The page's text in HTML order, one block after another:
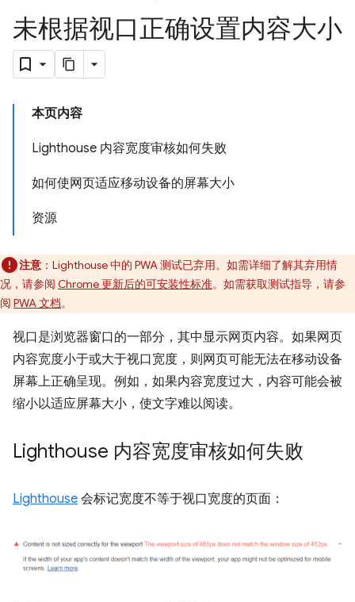
未根据视口正确设置内容大小
本页内容
Lighthouse 内容宽度审核如何失败
如何使网页适应移动设备的屏幕大小
资源
注意 ：Lighthouse 中的 PWA 测试已弃用。如需详细了解其弃用情
况，请参阅 Chrome 更新后的可安装性标准。如需获取测试指导，请参
阅 PWA 文档。
视口是浏览器窗口的一部分，其中显示网页内容。如果网页
内容宽度小于或大于视口宽度，则网页可能无法在移动设备
屏幕上正确呈现。例如，如果内容宽度过大，内容可能会被
缩小以适应屏幕大小，使文字难以阅读。
Lighthouse 内容宽度审核如何失败
Lighthouse 会标记宽度不等于视口宽度的页面：